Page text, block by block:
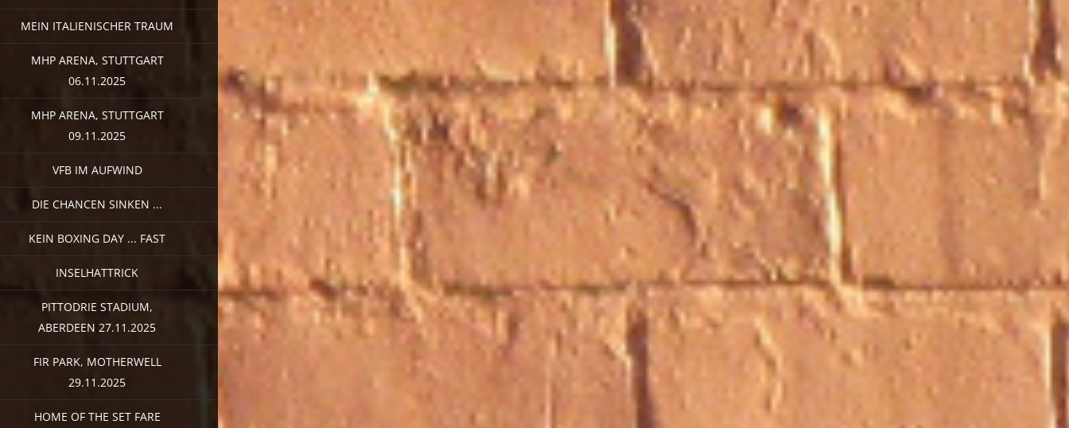
MEIN ITALIENISCHER TRAUM
MHP ARENA, STUTTGART
06.11.2025
MHP ARENA, STUTTGART
09.11.2025
VFB IM AUFWIND
DIE CHANCEN SINKEN ...
KEIN BOXING DAY ... FAST
INSELHATTRICK
PITTODRIE STADIUM,
ABERDEEN 27.11.2025
FIR PARK, MOTHERWELL
29.11.2025
HOME OF THE SET FARE